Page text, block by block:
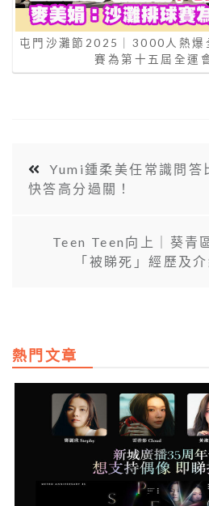
屯門沙灘節2025｜3000人熱爆
賽為第十五屆全運
Yumi鍾柔美任常識問答
快答高分過關！
Teen Teen向上｜葵青
「被睇死」經歷及
熱門文章